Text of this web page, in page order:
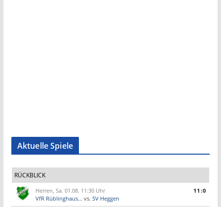
Aktuelle Spiele
RÜCKBLICK
Herren, Sa. 01.08. 11:30 Uhr
VfR Rüblinghaus... vs. SV Heggen
11:0